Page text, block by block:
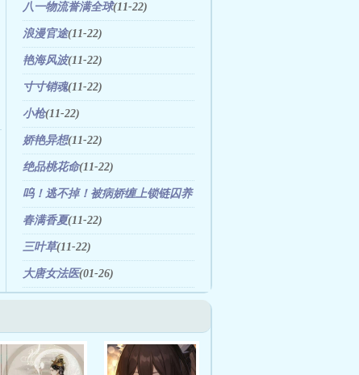
八一物流誉满全球(11-22)
浪漫官途(11-22)
艳海风波(11-22)
寸寸销魂(11-22)
小枪(11-22)
娇艳异想(11-22)
绝品桃花命(11-22)
呜！逃不掉！被病娇缠上锁链囚养
(11-25)
春满香夏(11-22)
三叶草(11-22)
大唐女法医(01-26)